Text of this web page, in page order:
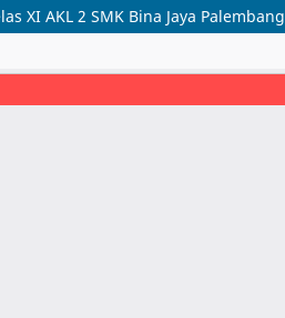
XI AKL 2 SMK Bina Jaya Palembang